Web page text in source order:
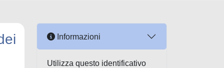
Informazioni
Utilizza questo identificativo